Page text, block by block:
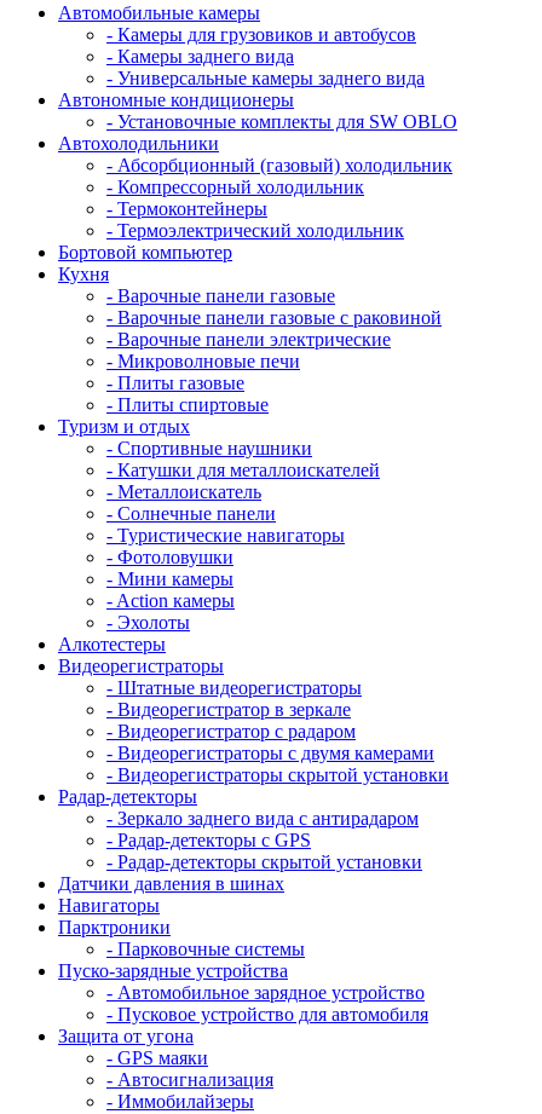
Автомобильные камеры
- Камеры для грузовиков и автобусов
- Камеры заднего вида
- Универсальные камеры заднего вида
Автономные кондиционеры
- Установочные комплекты для SW OBLO
Автохолодильники
- Абсорбционный (газовый) холодильник
- Компрессорный холодильник
- Термоконтейнеры
- Термоэлектрический холодильник
Бортовой компьютер
Кухня
- Варочные панели газовые
- Варочные панели газовые с раковиной
- Варочные панели электрические
- Микроволновые печи
- Плиты газовые
- Плиты спиртовые
Туризм и отдых
- Cпортивные наушники
- Катушки для металлоискателей
- Металлоискатель
- Солнечные панели
- Туристические навигаторы
- Фотоловушки
- Мини камеры
- Action камеры
- Эхолоты
Алкотестеры
Видеорегистраторы
- Штатные видеорегистраторы
- Видеорегистратор в зеркале
- Видеорегистратор с радаром
- Видеорегистраторы с двумя камерами
- Видеорегистраторы скрытой установки
Радар-детекторы
- Зеркало заднего вида с антирадаром
- Радар-детекторы с GPS
- Радар-детекторы скрытой установки
Датчики давления в шинах
Навигаторы
Парктроники
- Парковочные системы
Пуско-зарядные устройства
- Автомобильное зарядное устройство
- Пусковое устройство для автомобиля
Защита от угона
- GPS маяки
- Автосигнализация
- Иммобилайзеры